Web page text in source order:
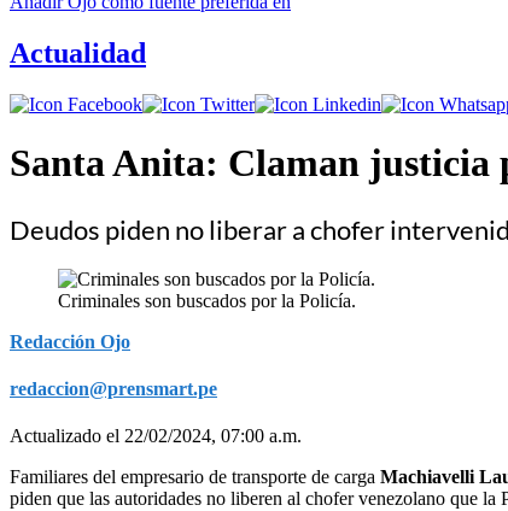
Actualidad
Santa Anita: Claman justicia
Deudos piden no liberar a chofer
Criminales son buscados por la Policía.
Redacción Ojo
redaccion@prensmart.pe
Actualizado el 22/02/2024, 07:00 a.m.
Familiares del empresario de transporte de carga Machiavelli
piden que las autoridades no liberen al chofer venezolano que la